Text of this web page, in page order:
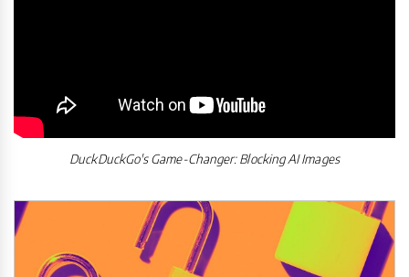
DuckDuckGo's Game-Changer: Blocking AI Images